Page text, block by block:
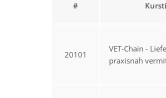
#
20101
VET-Chain -
praxisnah